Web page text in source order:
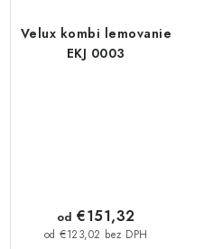
Velux kombi lemovanie
EKJ 0003
od €123,02 bez DPH
od €151,32